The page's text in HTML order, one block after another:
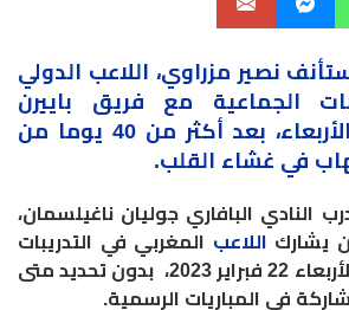
نصير مزراوي، اللاعب الدولي
الجماعية مع فريق باييرن
ميونيخ، بعد غد الأربعاء، بعد أكثر من 40 يوما من
في غشاء القلب.
النادي البافاري جوليان ناغيلسمان،
يشارك اللاعب المغربي في التدريبات
الاعتيادية للفريق، الأربعاء 22 فبراير 2023، بدون تحديد متى
في المباريات الرسمية.